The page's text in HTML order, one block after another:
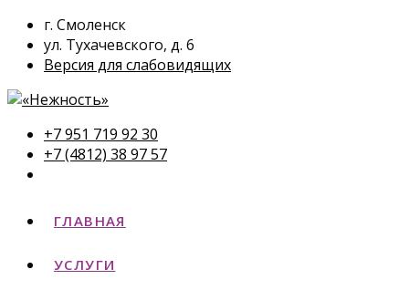
г. Смоленск
ул. Тухачевского, д. 6
Версия для слабовидящих
+7 951 719 92 30
+7 (4812) 38 97 57
ГЛАВНАЯ
УСЛУГИ